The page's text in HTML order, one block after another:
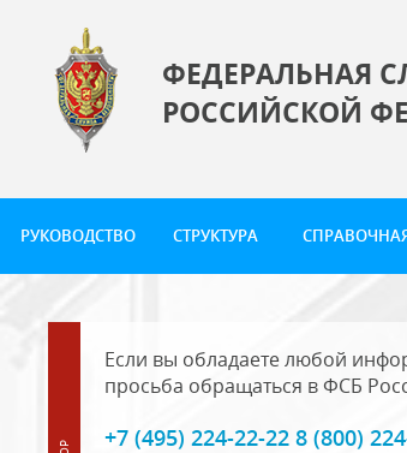
ФЕДЕРАЛЬНАЯ
РОССИЙСКОЙ
РУКОВОДСТВО СТРУКТУРА
Если вы обладаете любой
просьба обращаться в ФСБ
+7 (495) 224-22-22 8 (800)